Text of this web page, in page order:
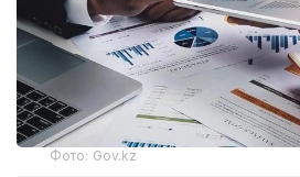
Фото: Gov.kz